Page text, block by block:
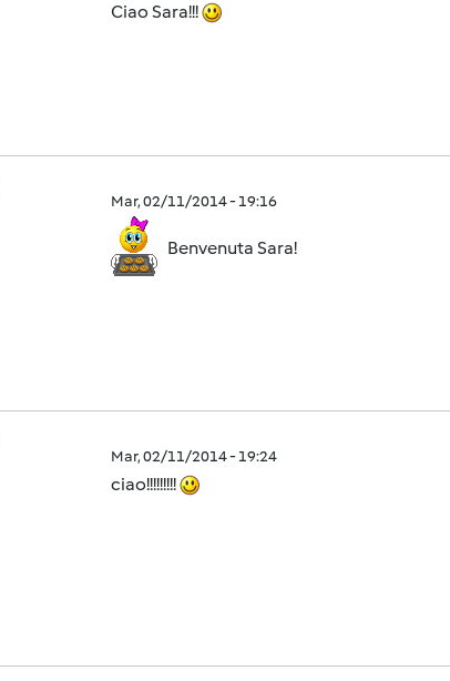
Ciao Sara!!!
Mar, 02/11/2014 - 19:16
Benvenuta Sara!
Mar, 02/11/2014 - 19:24
ciao!!!!!!!!!